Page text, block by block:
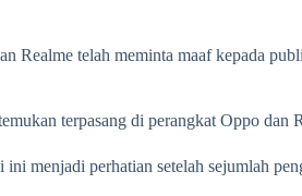
Realme telah meminta maaf kepada
terpasang di perangkat Oppo dan
ini menjadi perhatian setelah sejumlah